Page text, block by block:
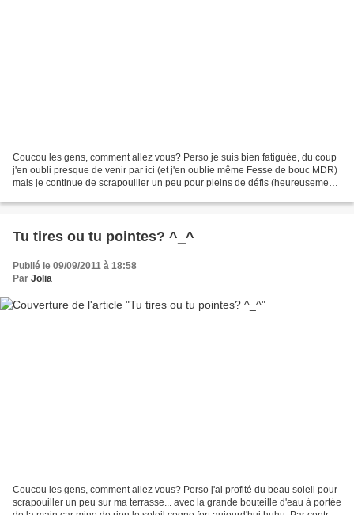
Coucou les gens, comment allez vous? Perso je suis bien fatiguée, du coup
j'en oubli presque de venir par ici (et j'en oublie même Fesse de bouc MDR)
mais je continue de scrapouiller un peu pour pleins de défis (heureusement
Tu tires ou tu pointes? ^_^
Publié le 09/09/2011 à 18:58
Par Jolia
Coucou les gens, comment allez vous? Perso j'ai profité du beau soleil pour
scrapouiller un peu sur ma terrasse... avec la grande bouteille d'eau à portée